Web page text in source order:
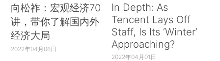
向松祚：宏观经济70
讲，带你了解国内外
经济大局
2022年04月06日
In Depth: As
Tencent Lays Off
Staff, Is Its ‘Winter’
Approaching?
2022年04月01日